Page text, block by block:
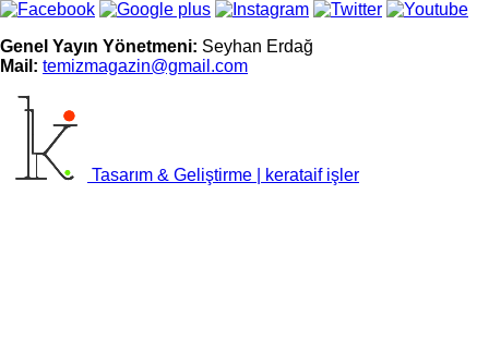
Genel Yayın Yönetmeni: Seyhan Erdağ
Mail: temizmagazin@gmail.com
Tasarım & Geliştirme | kerataif işler